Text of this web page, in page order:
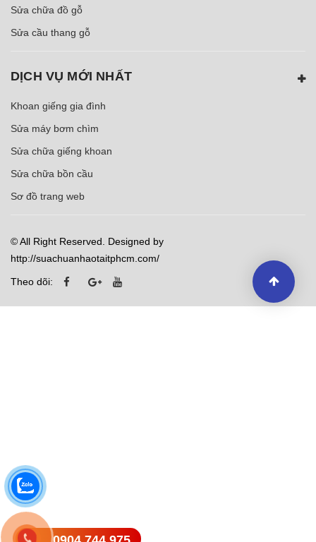
Sửa chữa đồ gỗ
Sửa cầu thang gỗ
DỊCH VỤ MỚI NHẤT
Khoan giếng gia đình
Sửa máy bơm chìm
Sửa chữa giếng khoan
Sửa chữa bồn cầu
Sơ đồ trang web
© All Right Reserved. Designed by
http://suachuanhaotaitphcm.com/
Theo dõi: